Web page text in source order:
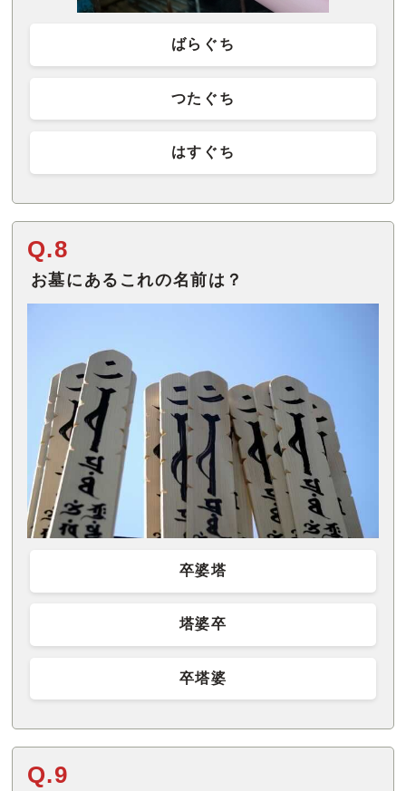
ばらぐち
つたぐち
はすぐち
Q.8
お墓にあるこれの名前は？
卒婆塔
塔婆卒
卒塔婆
Q.9